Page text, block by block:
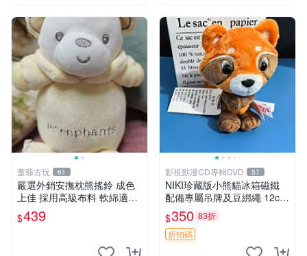
董爺古玩 61
嚴選外銷安撫枕熊搖鈴 成色
上佳 採用高級布料 軟綿適合
收藏 安心選購 安撫枕 熊玩具
搖鈴
$439
影視動漫CD專輯DVD 57
NIKI珍藏版小熊貓冰箱磁鐵
配備專屬吊牌及豆綁繩 12cm
廢品嚴選 好評推薦 小熊貓冰
箱貼 磁鐵掛件 冰箱飾品
$350 83折
折扣碼